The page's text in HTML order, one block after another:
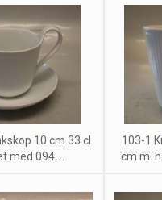
10 cm 33 cl
med 094 ...
103-1
cm m.